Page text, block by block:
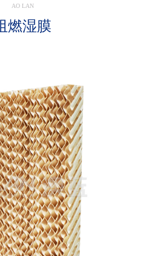
AO LAN
燃湿膜